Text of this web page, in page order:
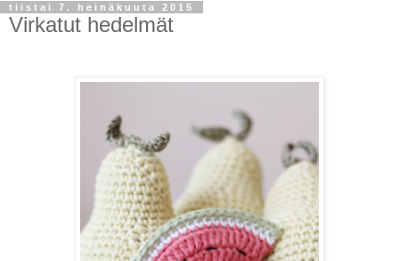
tiistai 7. heinäkuuta 2015
Virkatut hedelmät